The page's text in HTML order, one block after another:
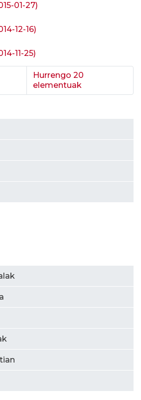
01-27)
12-16)
11-25)
Hurrengo 20
elementuak